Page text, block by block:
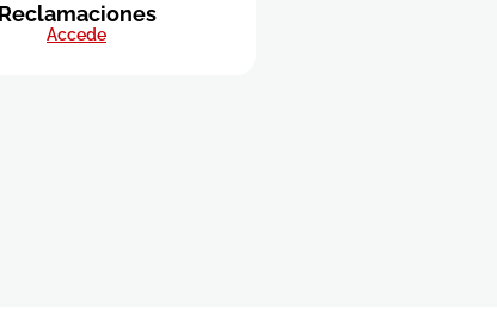
Reclamaciones
Accede